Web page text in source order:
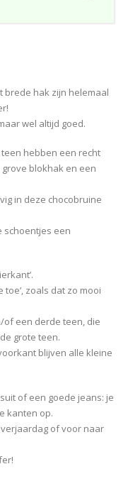
brede hak zijn helemaal
wel altijd goed.
hebben een recht
blokhak en een
in deze chocobruine
schoentjes een
zoals dat zo mooi
of een derde teen, die
grote teen.
blijven alle kleine
of een goede jeans: je
kanten op.
of voor naar